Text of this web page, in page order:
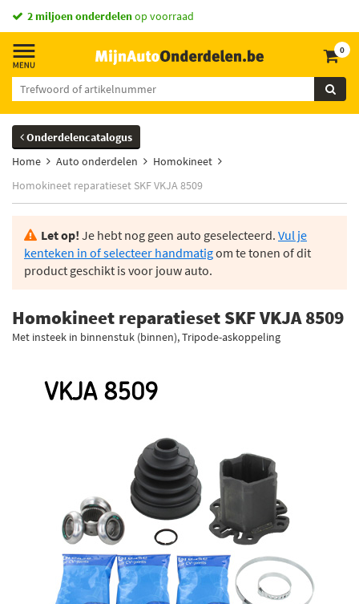
2 miljoen onderdelenop voorraad
0
Onderdelencatalogus
Home
Auto onderdelen
Homokineet
Homokineet reparatieset SKF VKJA 8509
Let op! Je hebt nog geen auto geselecteerd. Vul je
kenteken in of selecteer handmatigom te tonen of dit
product geschikt is voor jouw auto.
Homokineet reparatieset SKF VKJA 8509
Met insteek in binnenstuk (binnen), Tripode-askoppeling